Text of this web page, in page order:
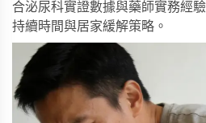
合泌尿科實證數據與藥師實務經
持續時間與居家緩解策略。